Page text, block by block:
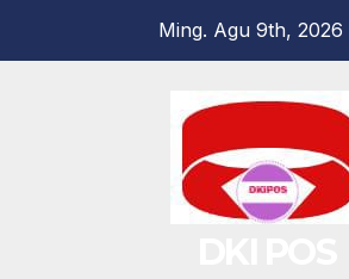
Ming. Agu 9th, 2026